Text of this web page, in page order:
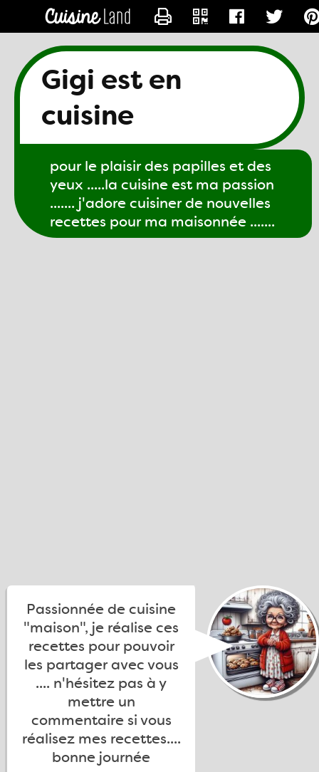
Gigi est en
cuisine
pour le plaisir des papilles et des
yeux .....la cuisine est ma passion
....... j'adore cuisiner de nouvelles
recettes pour ma maisonnée .......
Passionnée de cuisine
"maison", je réalise ces
recettes pour pouvoir
les partager avec vous
.... n'hésitez pas à y
mettre un
commentaire si vous
réalisez mes recettes....
bonne journée
CONTACTER GIGI61